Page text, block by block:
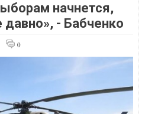
начнется,
- Бабченко
0